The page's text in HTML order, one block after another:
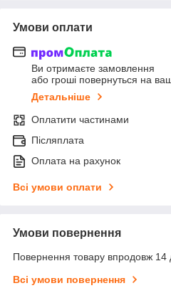
Умови оплати
Ви отримаєте замовлення
або гроші повернуться на
Детальніше
Оплатити частинами
Післяплата
Оплата на рахунок
Всі умови оплати
Умови повернення
Повернення товару впродовж 14
Всі умови повернення